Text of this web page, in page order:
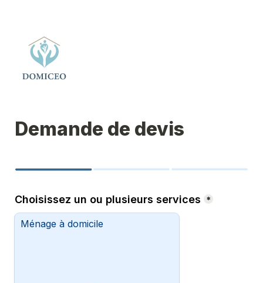
Demande de devis
Choisissez un ou plusieurs services *
Ménage à domicile